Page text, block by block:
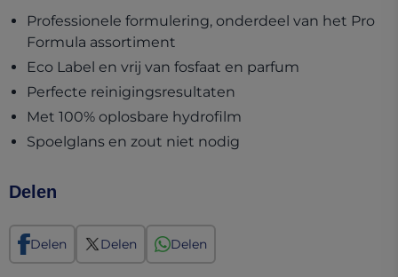
Professionele formulering, onderdeel van het Pro
Formula assortiment
Eco Label en vrij van fosfaat en parfum
Perfecte reinigingsresultaten
Met 100% oplosbare hydrofilm
Spoelglans en zout niet nodig
Delen
Delen Delen Delen